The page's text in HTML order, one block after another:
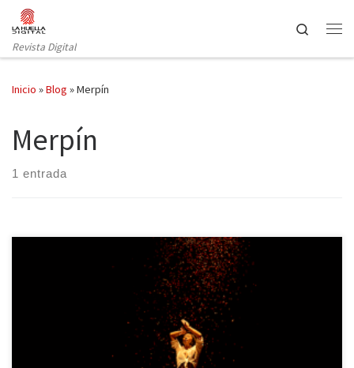
Saltar al contenido
Revista Digital
Search
Inicio »Blog »Merpín
Merpín
1 entrada
El festival Hocus Pocus Granhada ha cumplido en el año 2019 la
mayoría de edad. Siempre fue grande, pero ahora lo es un poco
más. La mezcla entre lo real e irreal, la magia y el ilusionismo la
han realizado en esta 18.ª edición magos traídos de varios países